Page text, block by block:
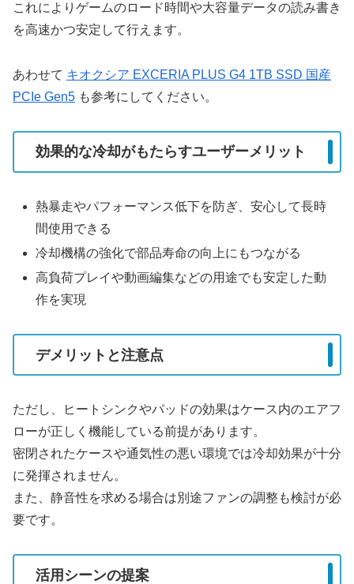
これによりゲームのロード時間や大容量データの読み書き
を高速かつ安定して行えます。
あわせて キオクシア EXCERIA PLUS G4 1TB SSD 国産
PCIe Gen5 も参考にしてください。
効果的な冷却がもたらすユーザーメリット
熱暴走やパフォーマンス低下を防ぎ、安心して長時
間使用できる
冷却機構の強化で部品寿命の向上にもつながる
高負荷プレイや動画編集などの用途でも安定した動
作を実現
デメリットと注意点
ただし、ヒートシンクやパッドの効果はケース内のエアフ
ローが正しく機能している前提があります。
密閉されたケースや通気性の悪い環境では冷却効果が十分
に発揮されません。
また、静音性を求める場合は別途ファンの調整も検討が必
要です。
活用シーンの提案